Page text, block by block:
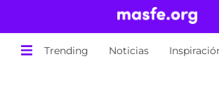
Trending Noticias